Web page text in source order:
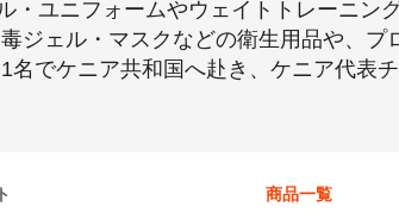
・ユニフォームやウェイトトレーニン
ジェル・マスクなどの衛生用品や、プ
でケニア共和国へ赴き、ケニア代表
商品一覧